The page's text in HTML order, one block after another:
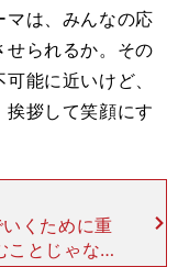
マは、みんなの応
られるか。その
能に近いけど、
拶して笑顔にす
くために重
とじゃない